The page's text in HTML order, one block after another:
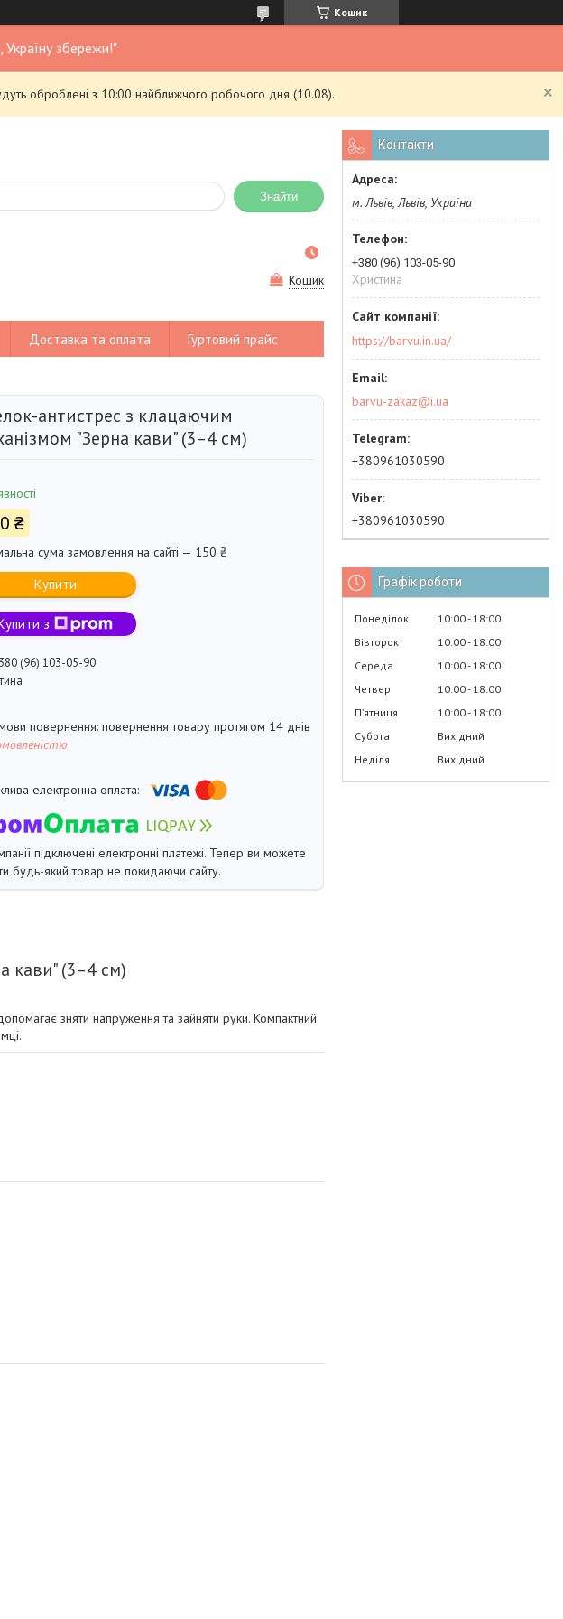
Кошик
збережи!"
оброблені з 10:00 найближчого робочого дня (10.08).
Знайти
Кошик
Доставка та оплата Гуртовий прайс
антистрес з клацаючим
"Зерна кави" (3–4 см)
₴
сума замовлення на сайті — 150 ₴
Купити
з
(96) 103-05-90
повернення товару протягом 14 днів
підключені електронні платежі. Тепер ви можете
будь-який товар не покидаючи сайту.
кави" (3–4 см)
зняти напруження та зайняти руки. Компактний
Контакти
м. Львів, Львів, Україна
+380 (96) 103-05-90
Христина
https://barvu.in.ua/
barvu-zakaz@i.ua
+380961030590
+380961030590
Графік роботи
Понеділок 10:00 18:00
Вівторок
10:00 18:00
Середа
10:00 18:00
Четвер
10:00 18:00
Пʼятниця
10:00 18:00
Субота
Вихідний
Неділя
Вихідний